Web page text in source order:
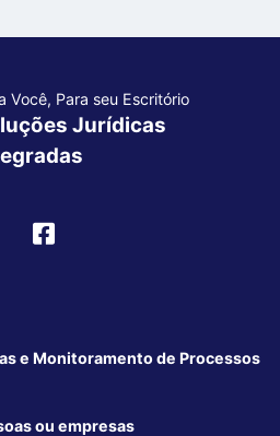
Você, Para seu Escritório
Jurídicas
e Monitoramento de Processos
ou empresas